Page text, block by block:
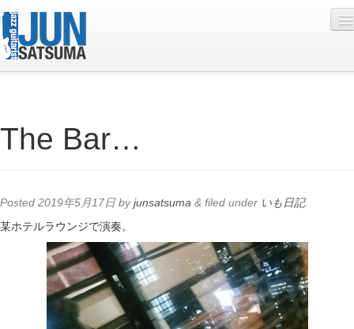
Live Schedule
Photo
YouTube
Online Lesson
The Bar…
Posted 2019年5月17日 byjunsatsuma & filed under いも日記.
某ホテルラウンジで演奏。